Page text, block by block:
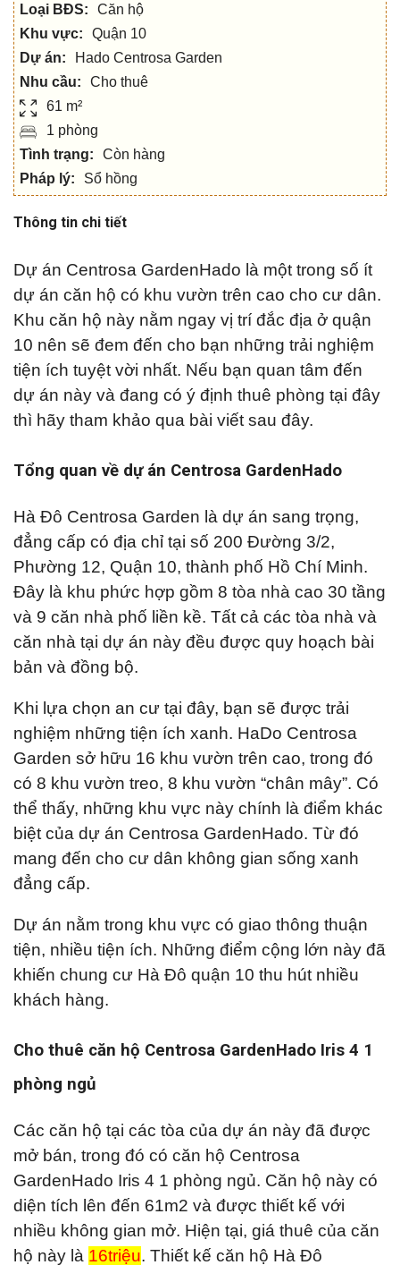
Loại BĐS:
Căn hộ
Khu vực:
Quận 10
Dự án:
Hado Centrosa Garden
Nhu cầu:
Cho thuê
61 m²
1 phòng
Tình trạng:
Còn hàng
Pháp lý:
Sổ hồng
Thông tin chi tiết
Dự án Centrosa GardenHado là một trong số ít
dự án căn hộ có khu vườn trên cao cho cư dân.
Khu căn hộ này nằm ngay vị trí đắc địa ở quận
10 nên sẽ đem đến cho bạn những trải nghiệm
tiện ích tuyệt vời nhất. Nếu bạn quan tâm đến
dự án này và đang có ý định thuê phòng tại đây
thì hãy tham khảo qua bài viết sau đây.
Tổng quan về dự án Centrosa GardenHado
Hà Đô Centrosa Garden là dự án sang trọng,
đẳng cấp có địa chỉ tại số 200 Đường 3/2,
Phường 12, Quận 10, thành phố Hồ Chí Minh.
Đây là khu phức hợp gồm 8 tòa nhà cao 30 tầng
và 9 căn nhà phố liền kề. Tất cả các tòa nhà và
căn nhà tại dự án này đều được quy hoạch bài
bản và đồng bộ.
Khi lựa chọn an cư tại đây, bạn sẽ được trải
nghiệm những tiện ích xanh. HaDo Centrosa
Garden sở hữu 16 khu vườn trên cao, trong đó
có 8 khu vườn treo, 8 khu vườn “chân mây”. Có
thể thấy, những khu vực này chính là điểm khác
biệt của dự án Centrosa GardenHado. Từ đó
mang đến cho cư dân không gian sống xanh
đẳng cấp.
Dự án nằm trong khu vực có giao thông thuận
tiện, nhiều tiện ích. Những điểm cộng lớn này đã
khiến chung cư Hà Đô quận 10 thu hút nhiều
khách hàng.
Cho thuê căn hộ Centrosa GardenHado Iris 4 1
phòng ngủ
Các căn hộ tại các tòa của dự án này đã được
mở bán, trong đó có căn hộ Centrosa
GardenHado Iris 4 1 phòng ngủ. Căn hộ này có
diện tích lên đến 61m2 và được thiết kế với
nhiều không gian mở. Hiện tại, giá thuê của căn
hộ này là 16triệu. Thiết kế căn hộ Hà Đô